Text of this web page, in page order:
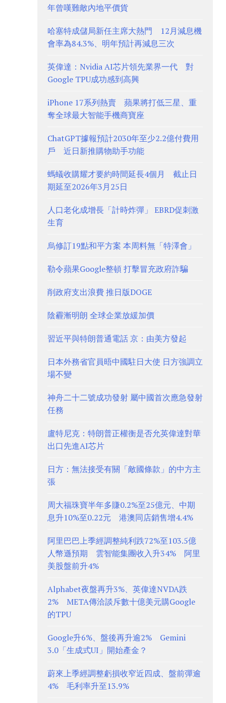
年曾嘆難敵內地平價貨
哈塞特成儲局新任主席大熱門 12月減息機
會率為84.3%、明年預計再減息三次
英偉達：Nvidia AI芯片領先業界一代 對
Google TPU成功感到高興
iPhone 17系列熱賣 蘋果將打低三星、重
奪全球最大智能手機商寶座
ChatGPT據報預計2030年至少2.2億付費用
戶 近日新推購物助手功能
螞蟻收購耀才要約時間延長4個月 截止日
期延至2026年3月25日
人口老化成增長「計時炸彈」 EBRD促刺激
生育
烏修訂19點和平方案 本周料無「特澤會」
勒令蘋果Google整頓 打擊冒充政府詐騙
削政府支出浪費 推日版DOGE
陰霾漸明朗 全球企業放緩加價
習近平與特朗普通電話 京：由美方發起
日本外務省官員晤中國駐日大使 日方強調立
場不變
神舟二十二號成功發射 屬中國首次應急發射
任務
盧特尼克：特朗普正權衡是否允英偉達對華
出口先進AI芯片
日方：無法接受有關「敵國條款」的中方主
張
周大福珠寶半年多賺0.2%至25億元、中期
息升10%至0.22元 港澳同店銷售增4.4%
阿里巴巴上季經調整純利跌72%至103.5億
人幣遜預期 雲智能集團收入升34% 阿里
美股盤前升4%
Alphabet夜盤再升3%、英偉達NVDA跌
2% META傳洽談斥數十億美元購Google
的TPU
Google升6%、盤後再升逾2% Gemini
3.0「生成式UI」開始產金？
蔚來上季經調整虧損收窄近四成、盤前彈逾
4% 毛利率升至13.9%